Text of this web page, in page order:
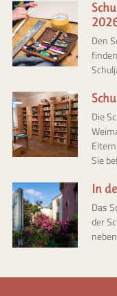
Den
Die
Sie
In
Das
der